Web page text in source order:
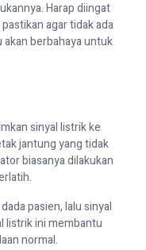
Harap diingat
agar tidak ada
berbahaya untuk
sinyal listrik ke
jantung yang tidak
biasanya dilakukan
pasien, lalu sinyal
listrik ini membantu
normal.